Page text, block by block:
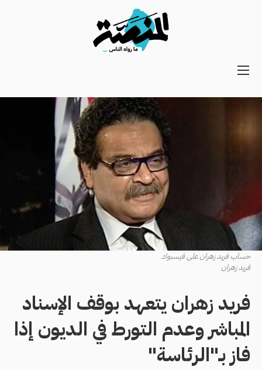
Main
Secondary
Navigation
حساب فريد زهران على فيسبوك
فريد زهران
فريد زهران يتعهد بوقف الإسناد
المباشر وعدم التورط في الديون إذا
فاز بـ"الرئاسة"